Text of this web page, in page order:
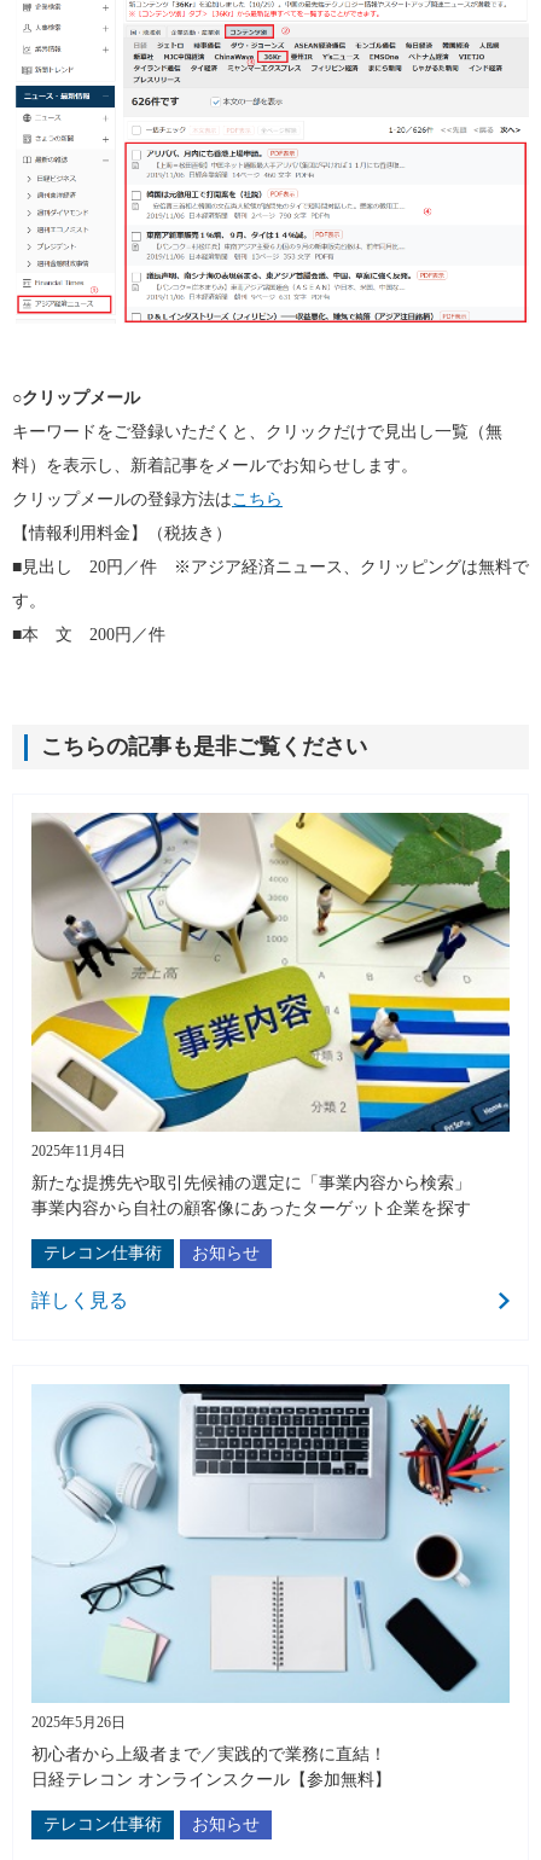
○クリップメール
キーワードをご登録いただくと、クリックだけで見出し一覧（無
料）を表示し、新着記事をメールでお知らせします。
クリップメールの登録方法はこちら
【情報利用料金】（税抜き）
■見出し 20円／件 ※アジア経済ニュース、クリッピングは無料で
す。
■本 文 200円／件
こちらの記事も是非ご覧ください
2025年11月4日
新たな提携先や取引先候補の選定に「事業内容から検索」
事業内容から自社の顧客像にあったターゲット企業を探す
テレコン仕事術 お知らせ
詳しく見る
2025年5月26日
初心者から上級者まで／実践的で業務に直結！
日経テレコン オンラインスクール【参加無料】
テレコン仕事術 お知らせ